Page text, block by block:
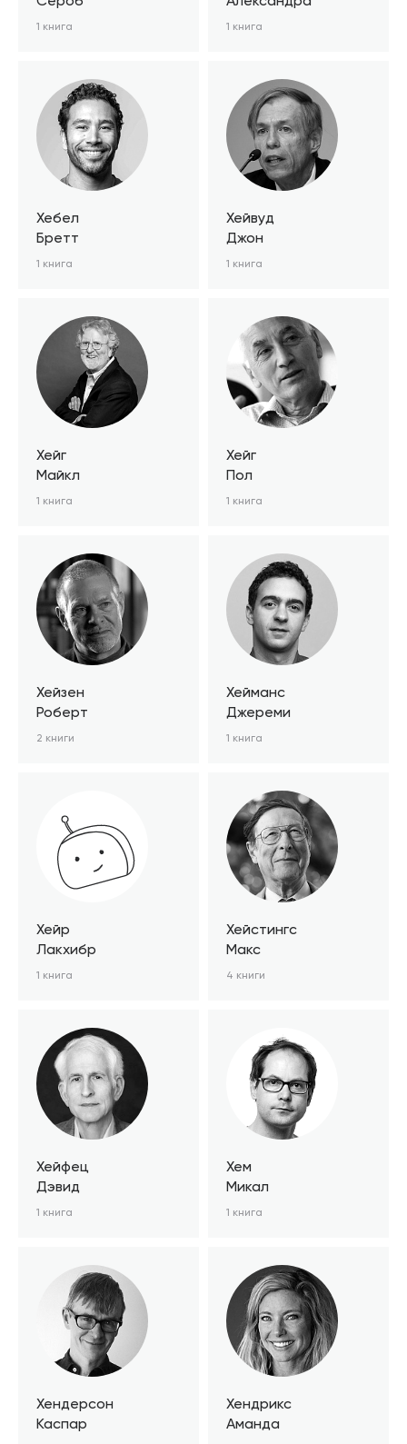
1 книга 1 книга
Хебел
Бретт
1 книга
Хейвуд
Джон
1 книга
Хейг
Майкл
1 книга
Хейг
Пол
1 книга
Хейзен
Роберт
2 книги
Хейманс
Джереми
1 книга
Хейр
Лакхибр
1 книга
Хейстингс
Макс
4 книги
Хейфец
Дэвид
1 книга
Хем
Микал
1 книга
Хендерсон
Каспар
Хендрикс
Аманда